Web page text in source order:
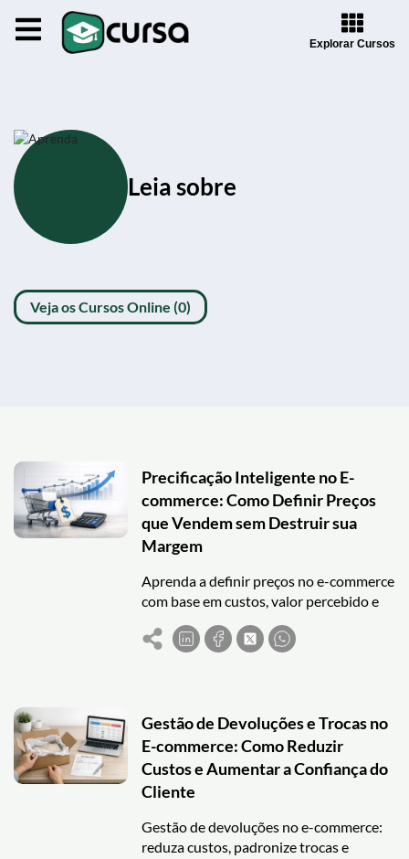
Explorar Cursos
Leia sobre
Veja os Cursos Online (0)
Precificação Inteligente no E-
commerce: Como Definir Preços
que Vendem sem Destruir sua
Margem
Aprenda a definir preços no e-commerce
com base em custos, valor percebido e
testes, sem perder margem nem entrar
em guerra de preços.
Gestão de Devoluções e Trocas no
E-commerce: Como Reduzir
Custos e Aumentar a Confiança do
Cliente
Gestão de devoluções no e-commerce:
reduza custos, padronize trocas e